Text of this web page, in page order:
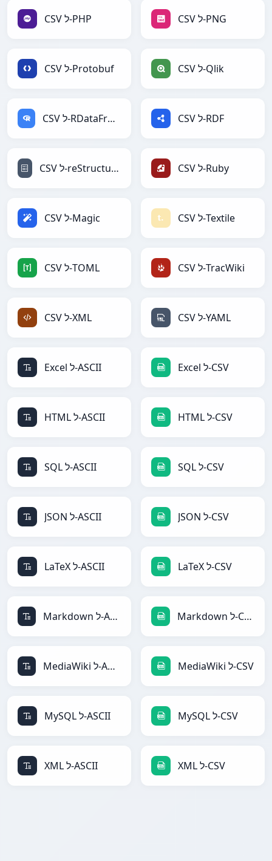
CSV ל-PHP CSV ל-PNG
CSV ל-Protobuf CSV ל-Qlik
CSV ל-RDataFrame CSV ל-RDF
CSV ל-reStructuredText CSV ל-Ruby
CSV ל-Magic CSV ל-Textile
CSV ל-TOML CSV ל-TracWiki
CSV ל-XML CSV ל-YAML
Excel ל-ASCII Excel ל-CSV
HTML ל-ASCII HTML ל-CSV
SQL ל-ASCII SQL ל-CSV
JSON ל-ASCII JSON ל-CSV
LaTeX ל-ASCII LaTeX ל-CSV
Markdown ל-ASCII Markdown ל-CSV
MediaWiki ל-ASCII MediaWiki ל-CSV
MySQL ל-ASCII MySQL ל-CSV
XML ל-ASCII XML ל-CSV